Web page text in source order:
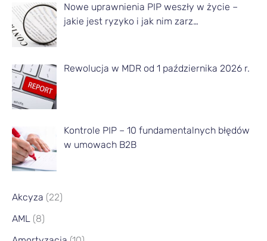
Nowe uprawnienia PIP weszły w życie –
jakie jest ryzyko i jak nim zarz…
Rewolucja w MDR od 1 października 2026 r.
Kontrole PIP – 10 fundamentalnych błędów
w umowach B2B
Akcyza (22)
AML (8)
i
e
i
ą
c
a